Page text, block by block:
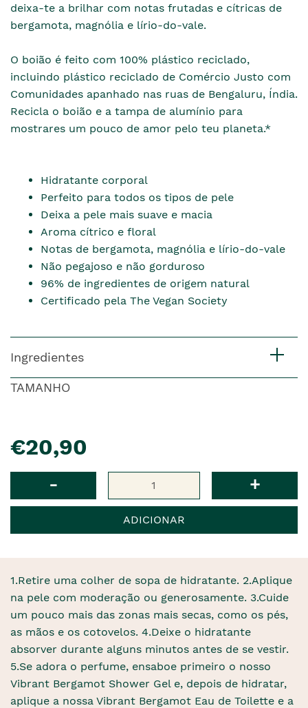
deixa-te a brilhar com notas frutadas e cítricas de
bergamota, magnólia e lírio-do-vale.
O boião é feito com 100% plástico reciclado,
incluindo plástico reciclado de Comércio Justo com
Comunidades apanhado nas ruas de Bengaluru, Índia.
Recicla o boião e a tampa de alumínio para
mostrares um pouco de amor pelo teu planeta.*
Hidratante corporal
Perfeito para todos os tipos de pele
Deixa a pele mais suave e macia
Aroma cítrico e floral
Notas de bergamota, magnólia e lírio-do-vale
Não pegajoso e não gorduroso
96% de ingredientes de origem natural
Certificado pela The Vegan Society
Ingredientes
TAMANHO
€20,90
- +
ADICIONAR
1.Retire uma colher de sopa de hidratante. 2.Aplique
na pele com moderação ou generosamente. 3.Cuide
um pouco mais das zonas mais secas, como os pés,
as mãos e os cotovelos. 4.Deixe o hidratante
absorver durante alguns minutos antes de se vestir.
5.Se adora o perfume, ensaboe primeiro o nosso
Vibrant Bergamot Shower Gel e, depois de hidratar,
aplique a nossa Vibrant Bergamot Eau de Toilette e a